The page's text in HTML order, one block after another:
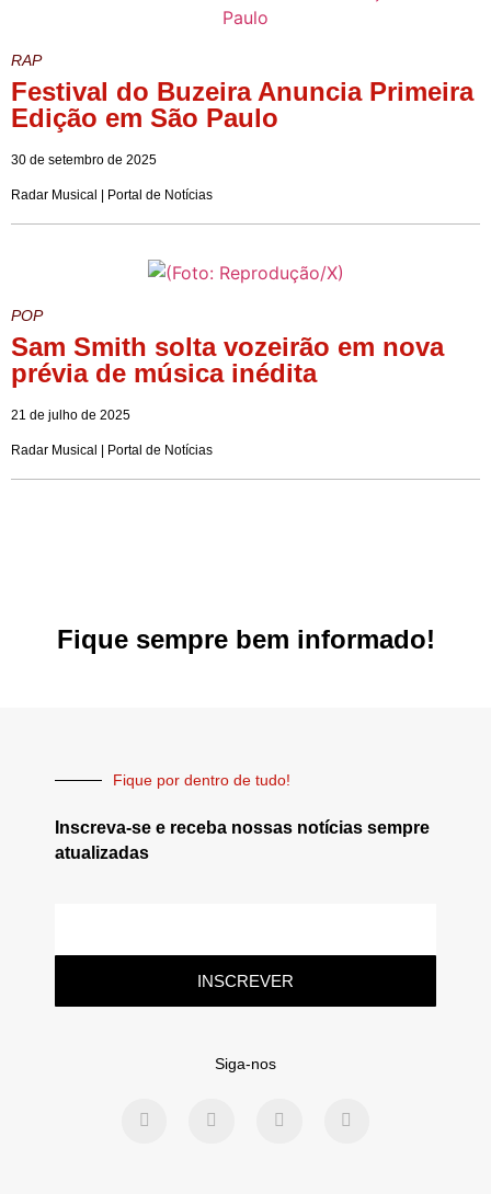
RAP
Festival do Buzeira Anuncia Primeira
Edição em São Paulo
30 de setembro de 2025
Radar Musical | Portal de Notícias
POP
Sam Smith solta vozeirão em nova
prévia de música inédita
21 de julho de 2025
Radar Musical | Portal de Notícias
Fique sempre bem informado!
Fique por dentro de tudo!
Inscreva-se e receba nossas notícias sempre
atualizadas
INSCREVER
Siga-nos